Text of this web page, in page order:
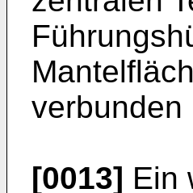
verbunden
[0013] Ein